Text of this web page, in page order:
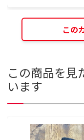
この
この商品を見
います